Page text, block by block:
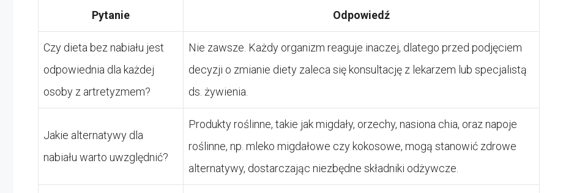
Pytanie Odpowiedź
Czy dieta bez nabiału jest
odpowiednia dla każdej
osoby z artretyzmem?
Nie zawsze. Każdy organizm reaguje inaczej, dlatego przed podjęciem
decyzji o zmianie diety zaleca się konsultację z lekarzem lub specjalistą
ds. żywienia.
Jakie alternatywy dla
nabiału warto uwzględnić?
Produkty roślinne, takie jak migdały, orzechy, nasiona chia, oraz napoje
roślinne, np. mleko migdałowe czy kokosowe, mogą stanowić zdrowe
alternatywy, dostarczając niezbędne składniki odżywcze.